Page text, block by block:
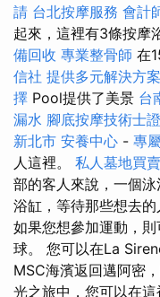
請 台北按摩服務 會計
起來，這裡有3條按摩
備回收 專業整骨師 在
信社 提供多元解決方
擇 Pool提供了美景 台
漏水 腳底按摩技術士
新北市 安養中心 - 專
人這裡。 私人墓地買賣
部的客人來說，一個
浴缸，等待那些想去的
如果您想參加運動，
球。 您可以在La
MSC海濱返回邁阿密
光之旅中，您可以在